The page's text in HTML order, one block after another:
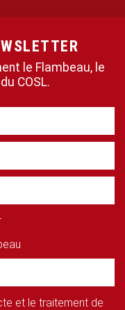
le Flambeau, le
COSL.
et le traitement de